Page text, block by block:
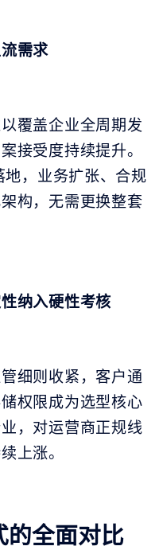
需求
覆盖企业全周期发
接受度持续提升。
，业务扩张、合规
构，无需更换整套
纳入硬性考核
细则收紧，客户通
权限成为选型核心
，对运营商正规线
上涨。
的全面对比